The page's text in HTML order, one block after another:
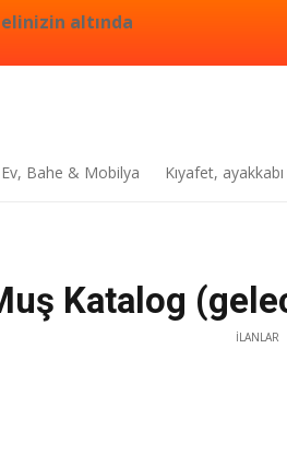
altında
Ev, Bahe & Mobilya Kıyafet,
Katalog
İLANLAR